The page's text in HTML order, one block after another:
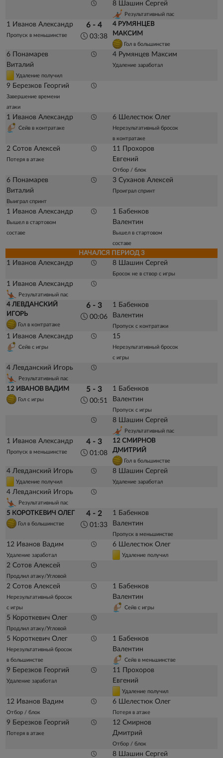
8 Шашин Сергей
Результативный пас
1 Иванов Александр
Пропуск в меньшинстве
6 - 4
03:38
4 РУМЯНЦЕВ
МАКСИМ
Гол в большинстве
6 Понамарев
Виталий
Удаление получил
4 Румянцев Максим
Удаление заработал
9 Березков Георгий
Завершение времени
атаки
1 Иванов Александр
Сейв в контратаке
6 Шелестюк Олег
Нерезультативный бросок
в контратаке
2 Сотов Алексей
Потеря в атаке
11 Прохоров
Евгений
Отбор / блок
6 Понамарев
Виталий
Выиграл спринт
3 Суханов Алексей
Проиграл спринт
1 Иванов Александр
Вышел в стартовом
составе
1 Бабенков
Валентин
Вышел в стартовом
составе
НАЧАЛСЯ ПЕРИОД 3
1 Иванов Александр 8 Шашин Сергей
Бросок не в створ с игры
1 Иванов Александр
Результативный пас
4 ЛЕВДАНСКИЙ
ИГОРЬ
Гол в контратаке
6 - 3
00:06
1 Бабенков
Валентин
Пропуск с контратаки
1 Иванов Александр
Сейв с игры
15
Нерезультативный бросок
с игры
4 Левданский Игорь
Результативный пас
12 ИВАНОВ ВАДИМ
Гол с игры
5 - 3
00:51
1 Бабенков
Валентин
Пропуск с игры
8 Шашин Сергей
Результативный пас
1 Иванов Александр
Пропуск в меньшинстве
4 - 3
01:08
12 СМИРНОВ
ДМИТРИЙ
Гол в большинстве
4 Левданский Игорь
Удаление получил
8 Шашин Сергей
Удаление заработал
4 Левданский Игорь
Результативный пас
5 КОРОТКЕВИЧ ОЛЕГ
Гол в большинстве
4 - 2
01:33
1 Бабенков
Валентин
Пропуск в меньшинстве
12 Иванов Вадим
Удаление заработал
6 Шелестюк Олег
Удаление получил
2 Сотов Алексей
Продлил атаку/Угловой
2 Сотов Алексей
Нерезультативный бросок
с игры
1 Бабенков
Валентин
Сейв с игры
5 Короткевич Олег
Продлил атаку/Угловой
5 Короткевич Олег
Нерезультативный бросок
в большинстве
1 Бабенков
Валентин
Сейв в меньшинстве
9 Березков Георгий
Удаление заработал
11 Прохоров
Евгений
Удаление получил
12 Иванов Вадим
Отбор / блок
6 Шелестюк Олег
Потеря в атаке
9 Березков Георгий
Потеря в атаке
12 Смирнов
Дмитрий
Отбор / блок
8 Шашин Сергей